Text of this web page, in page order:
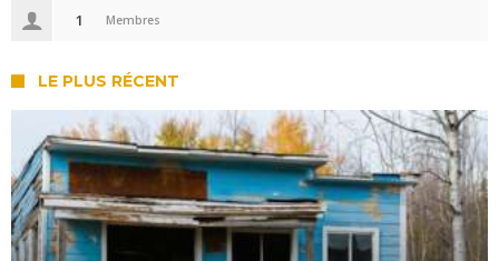
1 Membres
LE PLUS RÉCENT